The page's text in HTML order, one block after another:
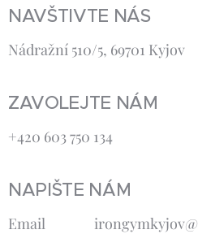
NAVŠTIVTE NÁS
Nádražní 510/5, 69701 Kyjov
ZAVOLEJTE NÁM
+420 603 750 134
NAPIŠTE NÁM
Email